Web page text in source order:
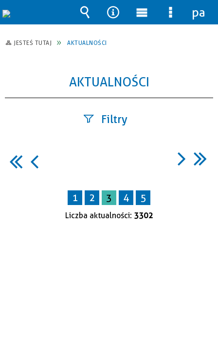
JESTEŚ TUTAJ AKTUALNOŚCI
AKTUALNOŚCI
Filtry
Data
publikacji
1 2 3 4 5
Liczba aktualności: 3302
Wyszukiwarka
Narzędzia
MenuMenu